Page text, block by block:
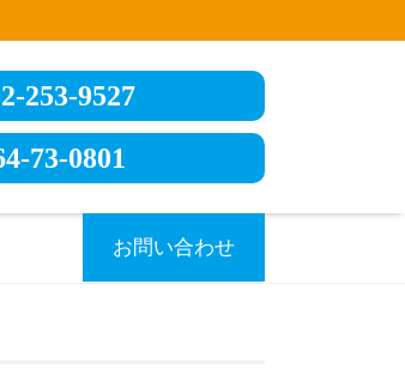
253-9527
73-0801
お問い合わせ